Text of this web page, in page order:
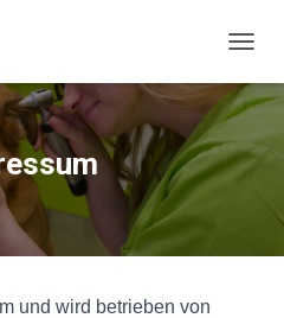
und wird betrieben von